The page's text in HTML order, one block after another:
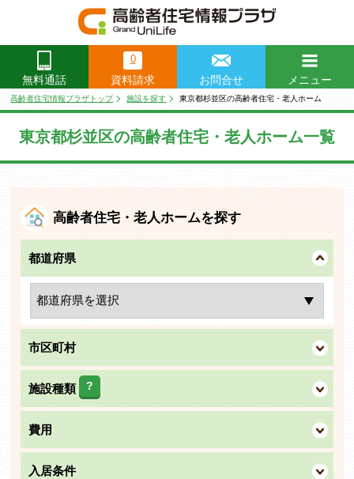
無料通話
0
資料請求 お問合せ
メニュー
閉じる
高齢者住宅情報プラザトップ 施設を探す 東京都杉並区の高齢者住宅・老人ホーム
東京都杉並区の高齢者住宅・老人ホーム一覧
高齢者住宅・老人ホームを探す
都道府県
市区町村
施設種類 ?
費用
入居条件